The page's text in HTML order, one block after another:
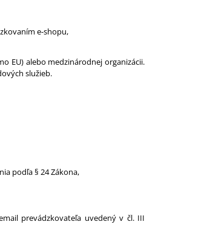
e-shopu,
EU) alebo medzinárodnej organizácii.
služieb.
podľa § 24 Zákona,
prevádzkovateľa uvedený v čl. III